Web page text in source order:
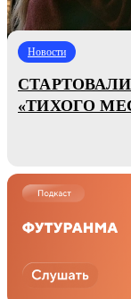
Новости
«ТИХОГО